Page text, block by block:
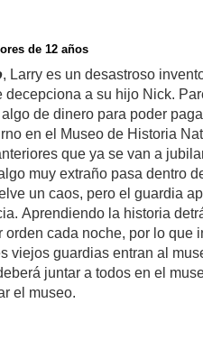
de 12 años
, Larry es un desastroso
decepciona a su hijo Nick.
de dinero para poder
en el Museo de Historia
que ya se van a
muy extraño pasa dentro
un caos, pero el guardia
Aprendiendo la historia
cada noche, por lo que
viejos guardias entran al
juntar a todos en el
el museo.